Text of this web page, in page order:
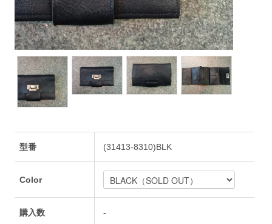
型番 (31413-8310)BLK
Color
購入数 -